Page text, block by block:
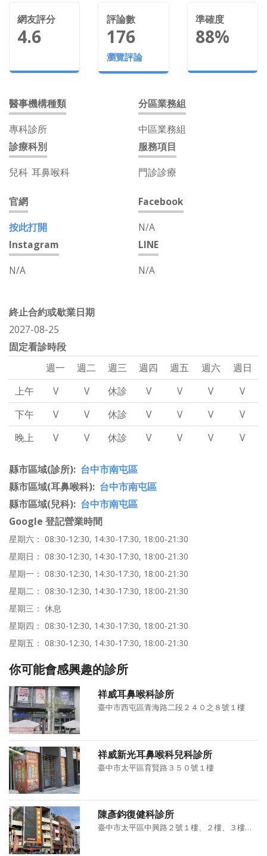
網友評分
4.6
評論數
176
瀏覽評論
準確度
88%
醫事機構種類
專科診所
分區業務組
中區業務組
診療科別
兒科 耳鼻喉科
服務項目
門診診療
官網
按此打開
Facebook
N/A
Instagram
N/A
LINE
N/A
終止合約或歇業日期
2027-08-25
固定看診時段
週一
週二 週三 週四 週五 週六
週日
上午
V V 休診 V V V
V
下午
V V 休診 V V V
V
晚上
V V 休診 V V V V
縣市區域(診所) 台中市南屯區
縣市區域(耳鼻喉科) 台中市南屯區
縣市區域(兒科) 台中市南屯區
Google 登記營業時間
星期六： 08:30-12:30, 14:30-17:30, 18:00-21:30
星期日： 08:30-12:30, 14:30-17:30, 18:00-21:30
星期一： 08:30-12:30, 14:30-17:30, 18:00-21:30
星期二： 08:30-12:30, 14:30-17:30, 18:00-21:30
星期三： 休息
星期四： 08:30-12:30, 14:30-17:30, 18:00-21:30
星期五： 08:30-12:30, 14:30-17:30, 18:00-21:30
你可能會感興趣的診所
祥威耳鼻喉科診所
臺中市西屯區青海路二段２４０之８號１樓
祥威新光耳鼻喉科兒科診所
臺中市太平區育賢路３５０號１樓
陳彥鈞復健科診所
臺中市太平區中興路２號１樓、２樓、３樓、４樓